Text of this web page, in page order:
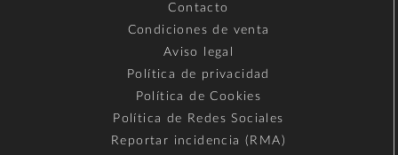
Contacto
Condiciones de venta
Aviso legal
Política de privacidad
Política de Cookies
Política de Redes Sociales
Reportar incidencia (RMA)